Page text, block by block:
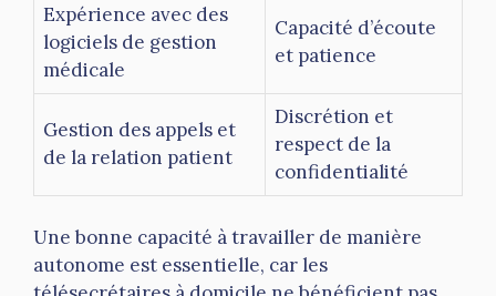
Expérience avec des
logiciels de gestion
médicale
Capacité d’écoute
et patience
Gestion des appels et
de la relation patient
Discrétion et
respect de la
confidentialité
Une bonne capacité à travailler de manière
autonome est essentielle, car les